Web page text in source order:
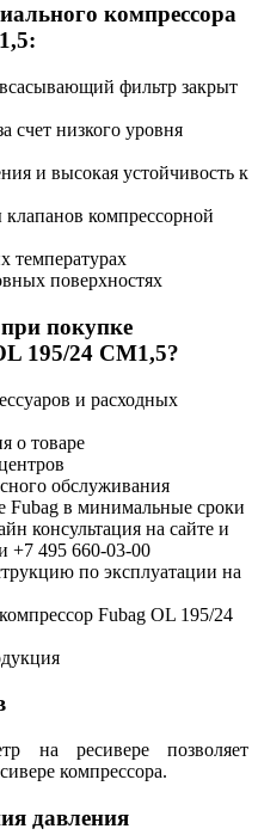
компрессора
фильтр закрыт
счет низкого уровня
и высокая устойчивость к
компрессорной
температурах
поверхностях
покупке
195/24 CM1,5?
и расходных
о товаре
обслуживания
Fubag в минимальные сроки
консультация на сайте и
+7 495 660-03-00
по эксплуатации на
Fubag OL 195/24
на ресивере позволяет
компрессора.
давления